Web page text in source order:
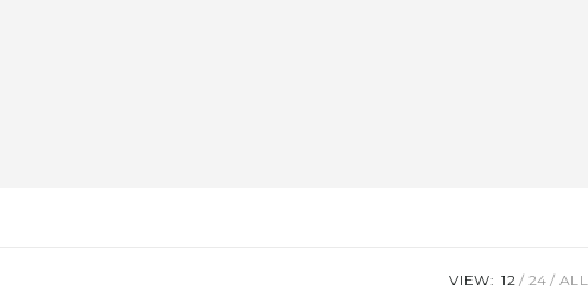
VIEW: 12 24 ALL